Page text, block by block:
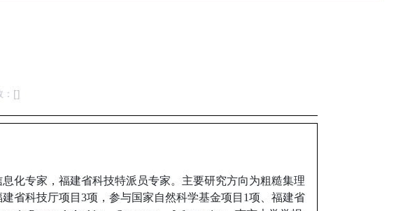
：[]
化专家，福建省科技特派员专家。主要研究方向为粗糙集理
省科技厅项目3项，参与国家自然科学基金项目1项、福建省